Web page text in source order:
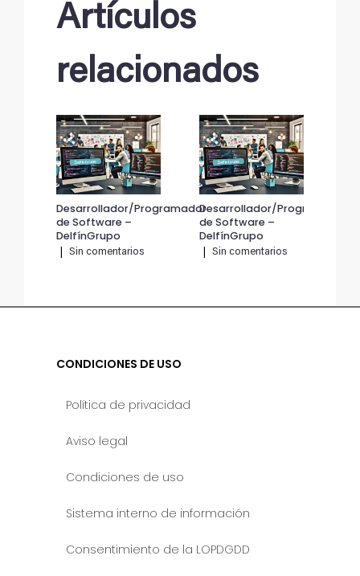
Artículos
relacionados
Desarrollador/Programador
de Software –
DelfínGrupo
Sin comentarios
Desarrollador/Programador
de Software –
DelfínGrupo
Sin comentarios
CONDICIONES DE USO
Política de privacidad
Aviso legal
Condiciones de uso
Sistema interno de información
Consentimiento de la LOPDGDD